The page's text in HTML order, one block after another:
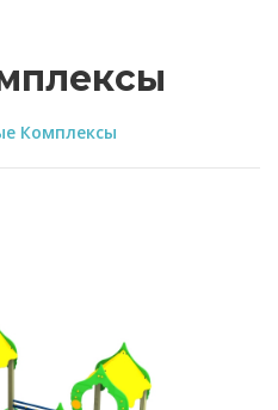
Комплексы